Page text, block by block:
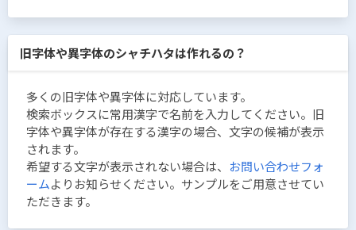
旧字体や異字体のシャチハタは作れるの？
多くの旧字体や異字体に対応しています。
検索ボックスに常用漢字で名前を入力してください。旧
字体や異字体が存在する漢字の場合、文字の候補が表示
されます。
希望する文字が表示されない場合は、 お問い合わせフォ
ームよりお知らせください。サンプルをご用意させてい
ただきます。